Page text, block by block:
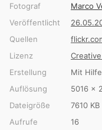
Fotograf
Marco
Veröffentlicht
Quellen
Lizenz
Erstellung
Mit
Auflösung
5016 ×
Dateigröße
7610 KB
Aufrufe
16